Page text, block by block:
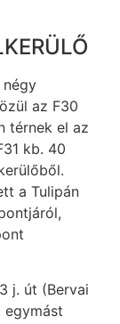
négy
az F30
térnek el az
kb. 40
a Tulipán
j. út (Bervai
egymást